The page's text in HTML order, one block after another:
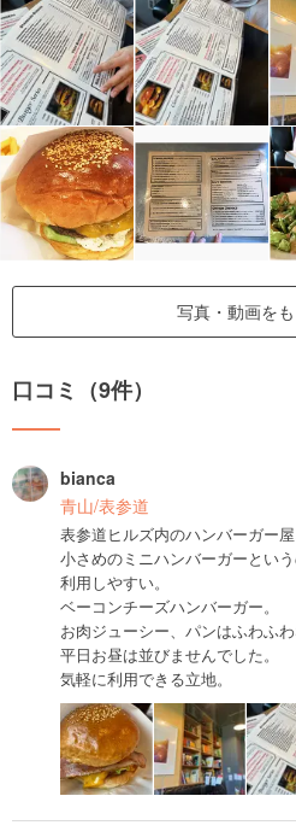
写真・動画を
口コミ（9件）
bianca
青山/表参道
表参道ヒルズ内のハンバーガー屋
小さめのミニハンバーガーとい
利用しやすい。
ベーコンチーズハンバーガー。
お肉ジューシー、パンはふわふわ
平日お昼は並びませんでした。
気軽に利用できる立地。